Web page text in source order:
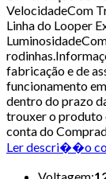
VelocidadeCom
Linha do Looper
fabricação e de
funcionamento
dentro do prazo
trouxer o produto
conta do
Ler descri��o